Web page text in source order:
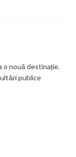
o nouă destinație.
publice